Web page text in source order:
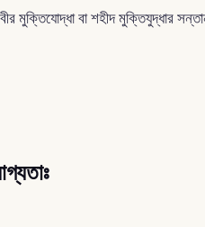
মুক্তিযোদ্ধা বা শহীদ মুক্তিযুদ্ধার